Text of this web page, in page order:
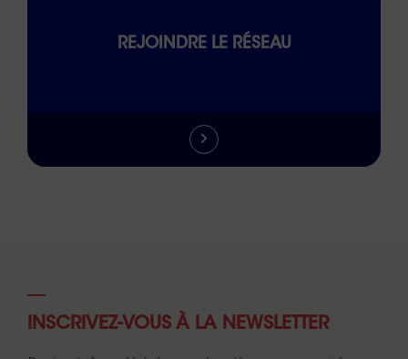
REJOINDRE LE RÉSEAU
INSCRIVEZ-VOUS À LA NEWSLETTER